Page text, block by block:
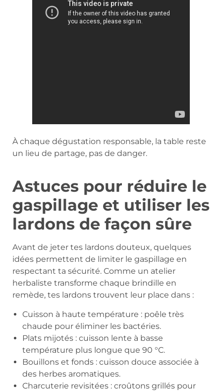
À chaque dégustation responsable, la table reste
un lieu de partage, pas de danger.
Astuces pour réduire le
gaspillage et utiliser les
lardons de façon sûre
Avant de jeter tes lardons douteux, quelques
idées permettent de limiter le gaspillage en
respectant ta sécurité. Comme un atelier
herbaliste transforme chaque brindille en
remède, tes lardons trouvent leur place dans :
Cuisson à haute température : poêle très
chaude pour éliminer les bactéries.
Plats mijotés : cuisson lente à basse
température plus longue que 90 °C.
Bouillons et fonds : cuisson douce associée à
des herbes aromatiques.
Charcuterie revisitées : croûtons grillés pour